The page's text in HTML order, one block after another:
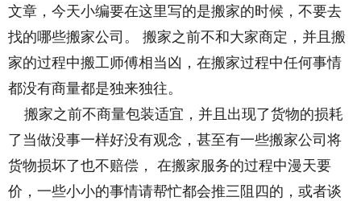
文章，今天小编要在这里写的是搬家的时候，不要去
找的哪些搬家公司。 搬家之前不和大家商定，并且搬
家的过程中搬工师傅相当凶，在搬家过程中任何事情
都没有商量都是独来独往。
搬家之前不商量包装适宜，并且出现了货物的损耗
了当做没事一样好没有观念，甚至有一些搬家公司将
货物损坏了也不赔偿， 在搬家服务的过程中漫天要
价，一些小小的事情请帮忙都会推三阻四的，或者谈